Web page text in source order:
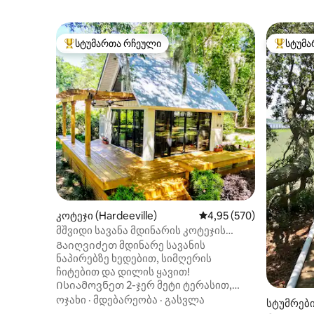
სტუმართა რჩეული მოწინავე ვარიანტი
სტუმართა რჩეული
კოტეჯი (Hardeeville) საშუალო შეფასებაა
4,95 (570)
მშვიდი სავანა მდინარის კოტეჯის
ხედებით+საუზმე
Გაიღვიძეთ მდინარე სავანის
ნაპირებზე ხედებით, სიმღერის
ჩიტებით და დილის ყავით!
Ისიამოვნეთ 2-ჯერ მეტი ტერასით,
კედლის შუშის სრული კარებით,
ოჯახი · მდებარეობა · გასვლა